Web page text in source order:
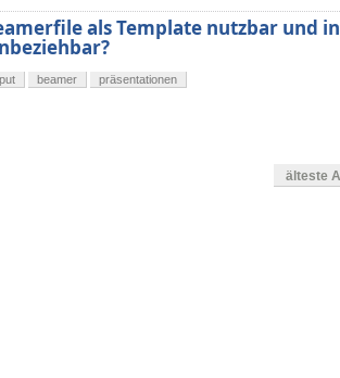
als Template nutzbar und
beamer präsentationen
älteste